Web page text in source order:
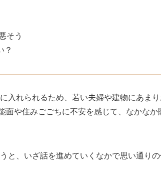
そう
？
入れられるため、若い夫婦や建物にあま
面や住みごごちに不安を感じて、なかなか
と、いざ話を進めていくなかで思い通り